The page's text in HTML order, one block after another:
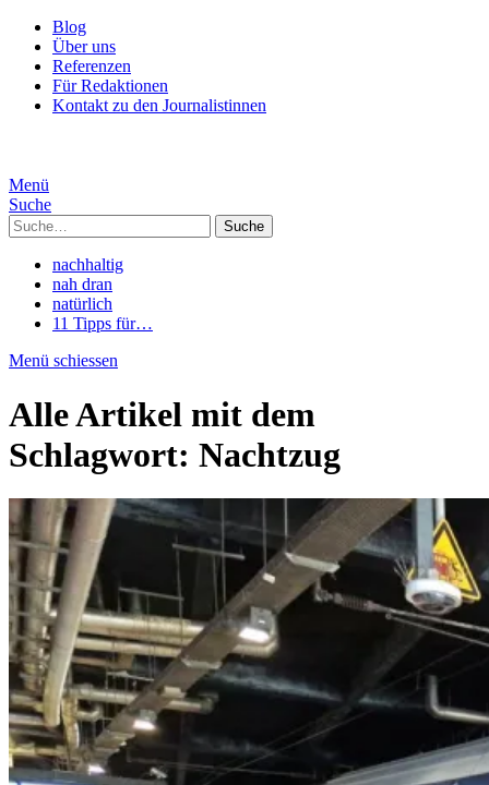
Blog
Über uns
Referenzen
Für Redaktionen
Kontakt zu den Journalistinnen
Menü
Suche
Suche
nachhaltig
nah dran
natürlich
11 Tipps für…
Menü schiessen
Alle Artikel mit dem
Schlagwort: Nachtzug